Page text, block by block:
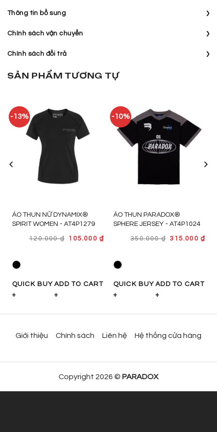
Thông tin bổ sung ›
Chính sách vận chuyển ›
Chính sách đổi trả ›
SẢN PHẨM TƯƠNG TỰ
-13%
ÁO THUN NỮ DYNAMIX®
SPIRIT WOMEN - AT4P1279
120.000₫
GIÁ
105.000 ₫GIÁ
105.000 ₫.
QUICK BUY
+
ADD TO CART
+
-10%
ÁO THUN PARADOX®
SPHERE JERSEY - AT4P1024
350.000₫ GIÁ
315.000 ₫GIÁ
QUICK BUY
+
ADD TO CART
+
Giới thiệu Chính sách Liên hệ Hệ thống cửa hàng
Copyright 2026 © PARADOX